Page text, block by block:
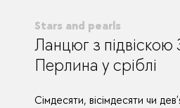
Stars and pearls
Ланцюг з підвіскою
Перлина у сріблі
Сімдесяти, вісімдесяти чи